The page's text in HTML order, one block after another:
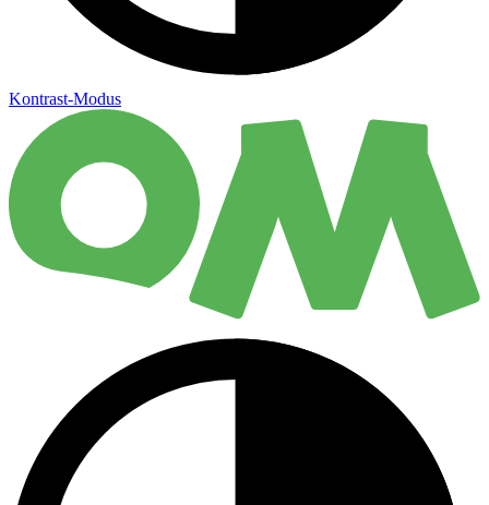
Kontrast-Modus